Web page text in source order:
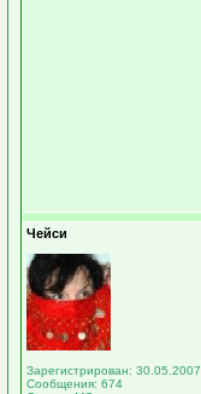
Чейси
Зарегистрирован: 30.05.2007
Сообщения: 674